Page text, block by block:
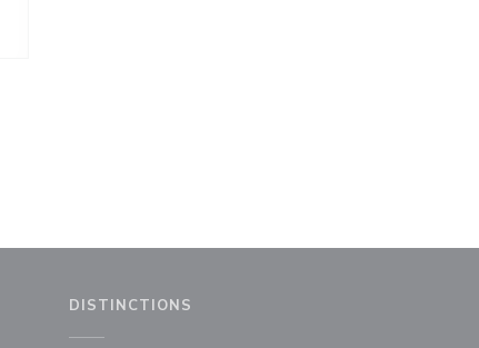
DISTINCTIONS